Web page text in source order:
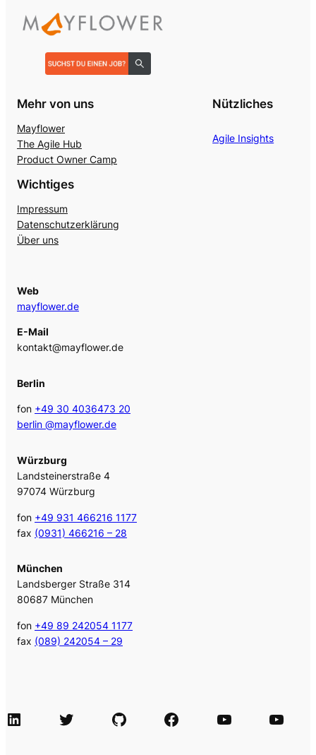
Mehr von uns
Mayflower
The Agile Hub
Product Owner Camp
Nützliches
Agile Insights
Wichtiges
Impressum
Datenschutzerklärung
Über uns
Web
mayflower.de
E-Mail
kontakt@mayflower.de
Berlin
fon +49 30 4036473 20
berlin @mayflower.de
Würzburg
Landsteinerstraße 4
97074 Würzburg
fon +49 931 466216 1177
fax (0931) 466216 – 28
München
Landsberger Straße 314
80687 München
fon +49 89 242054 1177
fax (089) 242054 – 29
LinkedIn Twitter GitHub Facebook Agile Videos Tech-Videos